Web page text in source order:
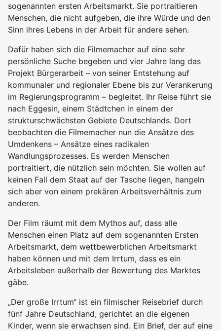
sogenannten ersten Arbeitsmarkt. Sie portraitieren
Menschen, die nicht aufgeben, die ihre Würde und den
Sinn ihres Lebens in der Arbeit für andere sehen.
Dafür haben sich die Filmemacher auf eine sehr
persönliche Suche begeben und vier Jahre lang das
Projekt Bürgerarbeit – von seiner Entstehung auf
kommunaler und regionaler Ebene bis zur Verankerung
im Regierungsprogramm – begleitet. Ihr Reise führt sie
nach Eggesin, einem Städtchen in einem der
strukturschwächsten Gebiete Deutschlands. Dort
beobachten die Filmemacher nun die Ansätze des
Umdenkens – Ansätze eines radikalen
Wandlungsprozesses. Es werden Menschen
portraitiert, die nützlich sein möchten. Sie wollen auf
keinen Fall dem Staat auf der Tasche liegen, hangeln
sich aber von einem prekären Arbeitsverhältnis zum
anderen.
Der Film räumt mit dem Mythos auf, dass alle
Menschen einen Platz auf dem sogenannten Ersten
Arbeitsmarkt, dem wettbewerblichen Arbeitsmarkt
haben können und mit dem Irrtum, dass es ein
Arbeitsleben außerhalb der Bewertung des Marktes
gäbe.
„Der große Irrtum“ ist ein filmischer Reisebrief durch
fünf Jahre Deutschland, gerichtet an die eigenen
Kinder, wenn sie erwachsen sind. Ein Brief, der auf eine